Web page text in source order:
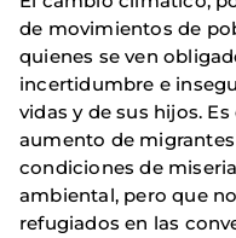
de movimientos de
quienes se ven
incertidumbre e
vidas y de sus hijos.
aumento de
condiciones de
ambiental, pero que
refugiados en las